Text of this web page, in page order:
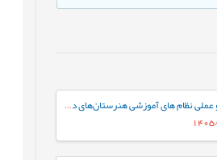
ارزیابی ابعاد نظری و عملی نظام های آموزشی هنرستان‌های دخترانه فنی و حرفه‌ای